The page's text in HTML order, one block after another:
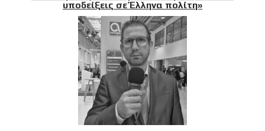
υποδείξεις σε Έλληνα πολίτη»